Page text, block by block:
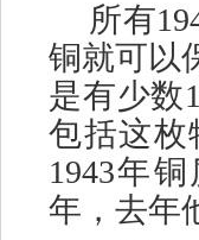
所有
铜就可以
是有少数
包括这枚
1943年
年，去年